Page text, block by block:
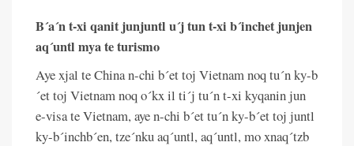
B´a´n t-xi qanit junjuntl u´j tun t-xi b´inchet junjen
aq´untl mya te turismo
Aye xjal te China n-chi b´et toj Vietnam noq tu´n ky-b
´et toj Vietnam noq o´kx il ti´j tu´n t-xi kyqanin jun
e-visa te Vietnam, aye n-chi b´et tu´n ky-b´et toj juntl
ky-b´inchb´en, tze´nku aq´untl, aq´untl, mo xnaq´tzb